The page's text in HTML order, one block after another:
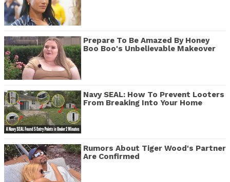
Prepare To Be Amazed By Honey
Boo Boo's Unbelievable Makeover
Navy SEAL: How To Prevent Looters
From Breaking Into Your Home
Rumors About Tiger Wood's Partner
Are Confirmed